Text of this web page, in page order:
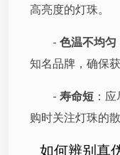
高亮度的灯珠。
- 色温不均匀
知名品牌，确保
- 寿命短 ：
购时关注灯珠的散
如何辨别真